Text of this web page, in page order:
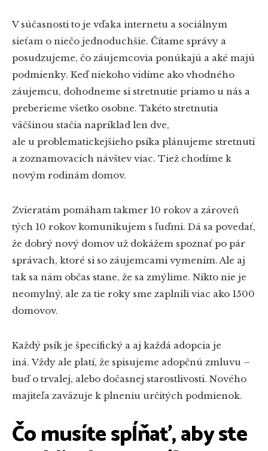
V súčasnosti to je vďaka internetu a sociálnym
sieťam o niečo jednoduchšie. Čítame správy a
posudzujeme, čo záujemcovia ponúkajú a aké majú
podmienky. Keď niekoho vidíme ako vhodného
záujemcu, dohodneme si stretnutie priamo u nás a
preberieme všetko osobne. Takéto stretnutia
väčšinou stačia napríklad len dve,
ale u problematickejšieho psíka plánujeme stretnutí
a zoznamovacích návštev viac. Tiež chodíme k
novým rodinám domov.
Zvieratám pomáham takmer 10 rokov a zároveň
tých 10 rokov komunikujem s ľuďmi. Dá sa povedať,
že dobrý nový domov už dokážem spoznať po pár
správach, ktoré si so záujemcami vymením. Ale aj
tak sa nám občas stane, že sa zmýlime. Nikto nie je
neomylný, ale za tie roky sme zaplnili viac ako 1500
domovov.
Každý psík je špecifický a aj každá adopcia je
iná. Vždy ale platí, že spisujeme adopčnú zmluvu –
buď o trvalej, alebo dočasnej starostlivosti. Nového
majiteľa zaväzuje k plneniu určitých podmienok.
Čo musíte spĺňať, aby ste